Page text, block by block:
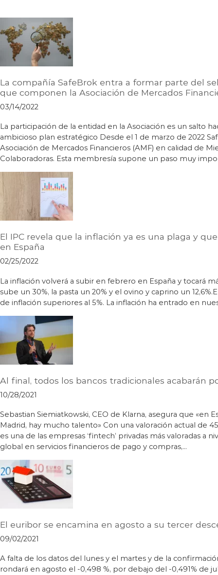
La compañía SafeBrok entra a formar parte del
que componen la Asociación de Mercados
03/14/2022
La participación de la entidad en la Asociación es un salto
ambicioso plan estratégico Desde el 1 de marzo de 2022
Asociación de Mercados Financieros (AMF) en calidad de
Colaboradoras. Esta membresía supone un paso muy
El IPC revela que la inflación ya es una plaga y
en España
02/25/2022
La inflación volverá a subir en febrero en España y tocará
sube un 30%, la pasta un 20% y el ovino y caprino un
de inflación superiores al 5%. La inflación ha entrado en
Al final, todos los bancos tradicionales acabarán
10/28/2021
Sebastian Siemiatkowski, CEO de Klarna, asegura que «en
Madrid, hay mucho talento» Con una valoración actual de
es una de las empresas ‘fintech’ privadas más valoradas a
global en servicios financieros de pago y compras,…
El euribor se encamina en agosto a su tercer
09/02/2021
A falta de los datos del lunes y el martes y de la
rondará en agosto el -0,498 %, por debajo del -0,491% de